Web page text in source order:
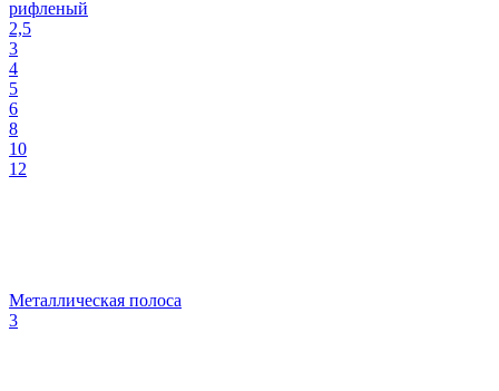
рифленый
2,5
3
4
5
6
8
10
12
Металлическая полоса
3